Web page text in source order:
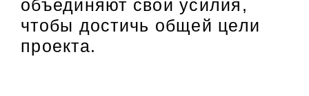
объединяют свои усилия,
чтобы достичь общей цели
проекта.